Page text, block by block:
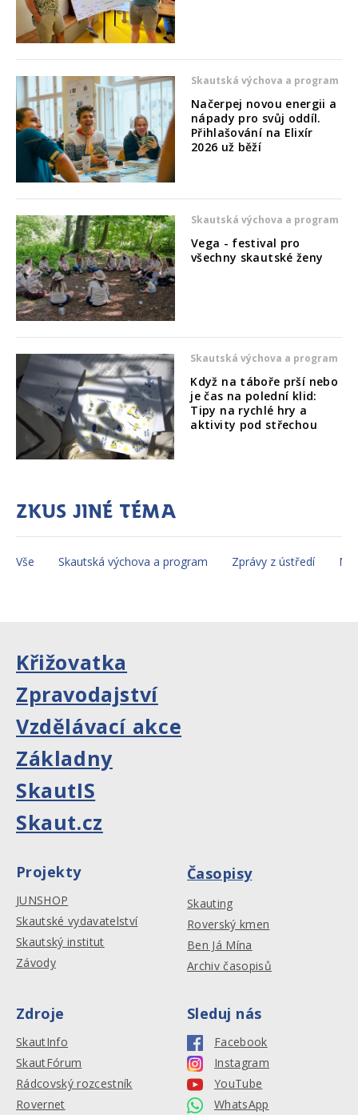
Skautská výchova a program
Načerpej novou energii a
nápady pro svůj oddíl.
Přihlašování na Elixír
2026 už běží
Skautská výchova a program
Vega - festival pro
všechny skautské ženy
Skautská výchova a program
Když na táboře prší nebo
je čas na polední klid:
Tipy na rychlé hry a
aktivity pod střechou
Zkus jiné téma
Vše Skautská výchova a program Zprávy z ústředí
Křižovatka
Zpravodajství
Vzdělávací akce
Základny
SkautIS
Skaut.cz
Projekty
JUNSHOP
Skautské vydavatelství
Skautský institut
Závody
Časopisy
Skauting
Roverský kmen
Ben Já Mína
Archiv časopisů
Zdroje
SkautInfo
SkautFórum
Rádcovský rozcestník
Rovernet
Sleduj nás
Facebook
Instagram
YouTube
WhatsApp